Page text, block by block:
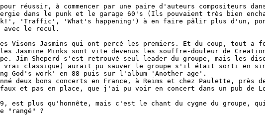
réussir, à commencer par une paire d'auteurs compositeurs
dans le punk et le garage 60's (Ils pouvaient très bien
'Traffic', 'What's happening') à en faire pâlir plus d'un,
avec le recul.
Visons Jasmins qui ont percé les premiers. Et du coup, tout a
Jasmine Minks sont vite devenus les souffre-douleur de
Jim Sheperd s'est retrouvé seul leader du groupe, mais les
vrai classique) aurait pu sauver le groupe s'il était sorti en
God's work' en 88 puis sur l'album 'Another age'.
deux bons concerts en France, à Reims et chez Paulette, près
et pas en place, que j'ai pu voir en concert dans un pub de
est plus qu'honnête, mais c'est le chant du cygne du groupe,
"rangé" ?